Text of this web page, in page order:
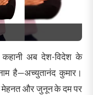
अब देश-विदेश के
है—अच्युतानंद कुमार।
मेहनत और जुनून के दम पर